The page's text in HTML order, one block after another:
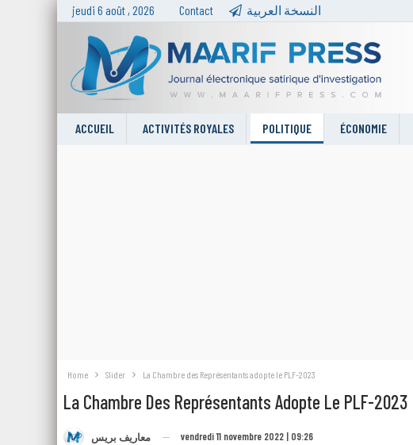
jeudi 6 août , 2026 Contact النسخة العربية
ACCUEIL ACTIVITÉS ROYALES POLITIQUE ÉCONOMIE
Home Slider La Chambre des Représentants adopte le PLF-2023
La Chambre Des Représentants Adopte Le PLF-2023
معاريف بريس vendredi 11 novembre 2022 | 09:26